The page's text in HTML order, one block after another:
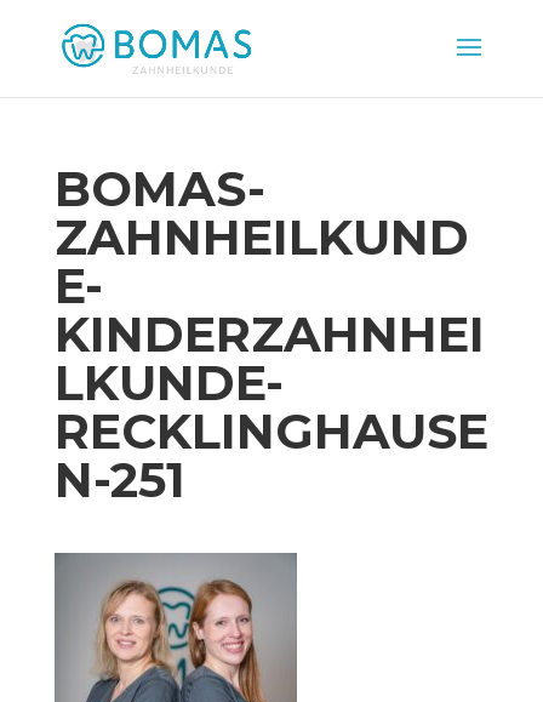
BOMAS-
ZAHNHEILKUND
E-
KINDERZAHNHEI
LKUNDE-
RECKLINGHAUSE
N-251